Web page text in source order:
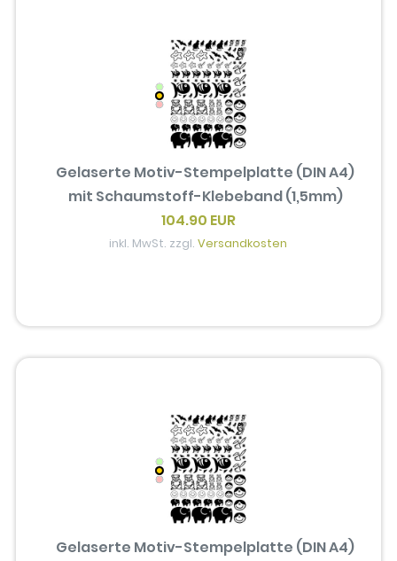
Gelaserte Motiv-Stempelplatte (DIN A4)
mit Schaumstoff-Klebeband (1,5mm)
104.90 EUR
inkl. MwSt. zzgl.Versandkosten
Gelaserte Motiv-Stempelplatte (DIN A4)